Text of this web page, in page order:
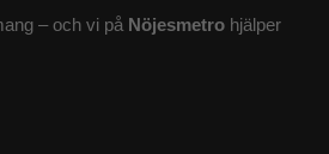
– och vi på Nöjesmetrohjälper